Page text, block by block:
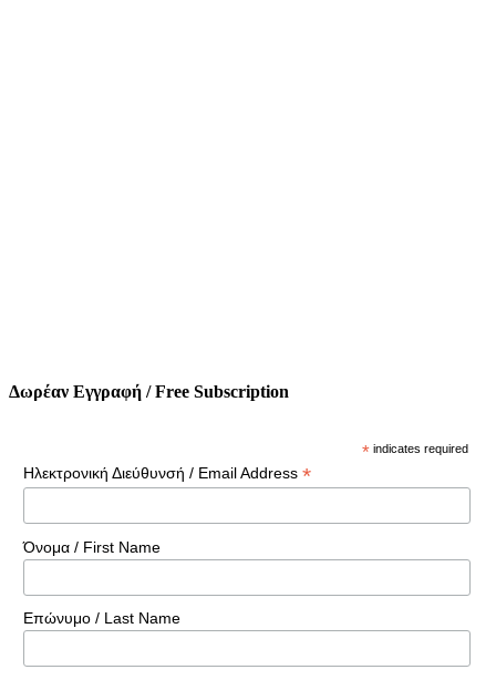
Δωρέαν Εγγραφή / Free Subscription
* indicates required
Ηλεκτρονική Διεύθυνσή / Email Address *
Όνομα / First Name
Επώνυμο / Last Name